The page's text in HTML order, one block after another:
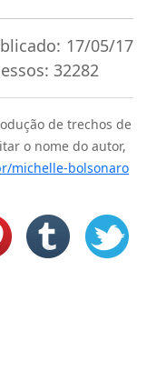
17/05/17
32282
de trechos de
o nome do autor,
michelle-bolsonaro